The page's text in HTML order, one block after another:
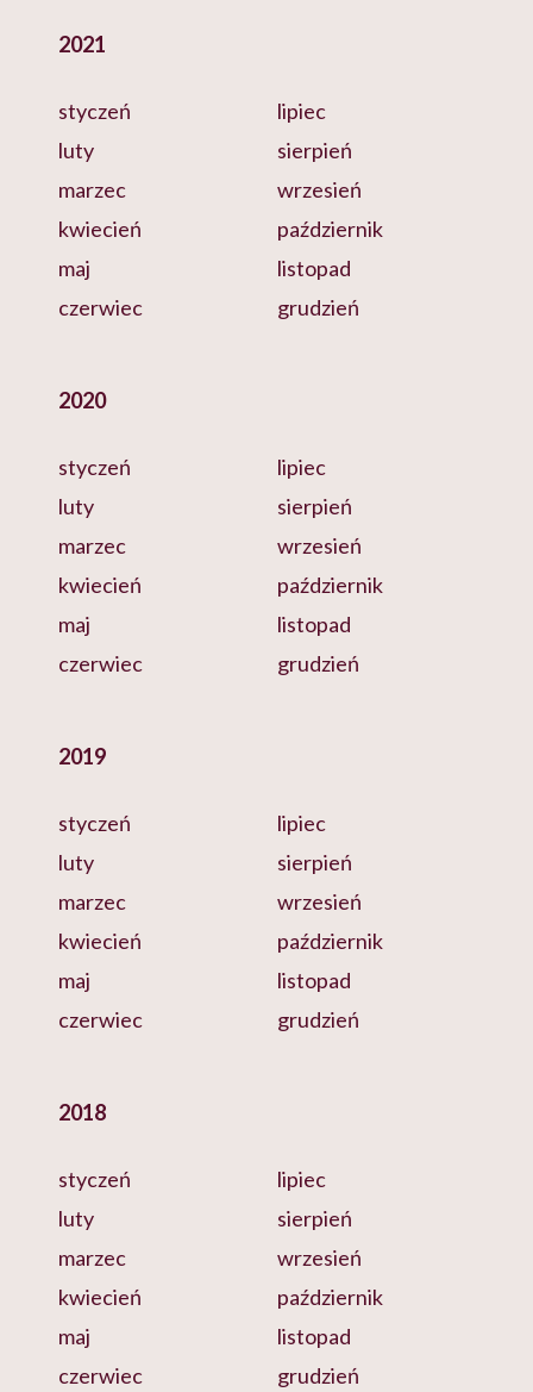
2021
styczeń
luty
marzec
kwiecień
maj
czerwiec
lipiec
sierpień
wrzesień
październik
listopad
grudzień
2020
styczeń
luty
marzec
kwiecień
maj
czerwiec
lipiec
sierpień
wrzesień
październik
listopad
grudzień
2019
styczeń
luty
marzec
kwiecień
maj
czerwiec
lipiec
sierpień
wrzesień
październik
listopad
grudzień
2018
styczeń
luty
marzec
kwiecień
maj
czerwiec
lipiec
sierpień
wrzesień
październik
listopad
grudzień